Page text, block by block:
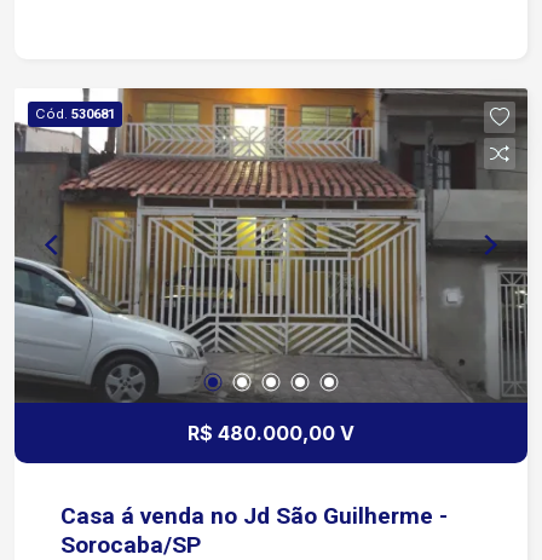
Cód. 530681
R$ 480.000,00 V
Casa á venda no Jd São Guilherme -
Sorocaba/SP